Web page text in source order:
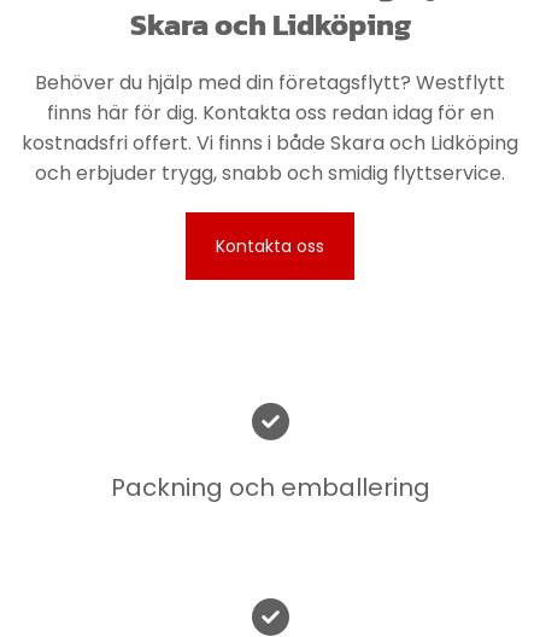
Skara och Lidköping
Behöver du hjälp med din företagsflytt? Westflytt
finns här för dig. Kontakta oss redan idag för en
kostnadsfri offert. Vi finns i både Skara och Lidköping
och erbjuder trygg, snabb och smidig flyttservice.
Kontakta oss

Packning och emballering
